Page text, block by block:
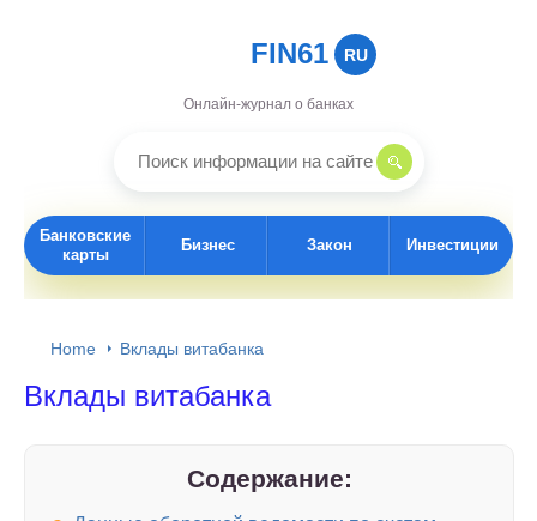
FIN61 RU
Онлайн-журнал о банках
Банковские
карты
Бизнес Закон Инвестиции
Home Вклады витабанка
Вклады витабанка
Содержание: